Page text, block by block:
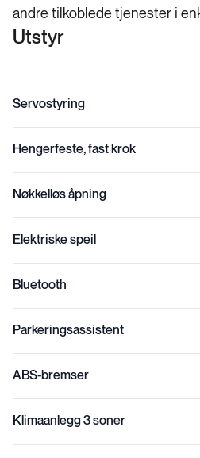
andre tilkoblede tjenester i
Utstyr
Servostyring
Hengerfeste, fast krok
Nøkkelløs åpning
Elektriske speil
Bluetooth
Parkeringsassistent
ABS-bremser
Klimaanlegg 3 soner